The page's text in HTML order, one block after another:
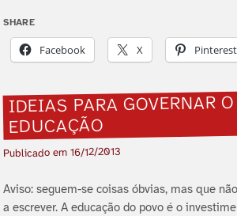
SHARE
Facebook X Pinterest
IDEIAS PARA GOVERNAR
EDUCAÇÃO
Publicado em16/12/2013
Aviso: seguem-se coisas óbvias, mas que
a escrever. A educação do povo é o